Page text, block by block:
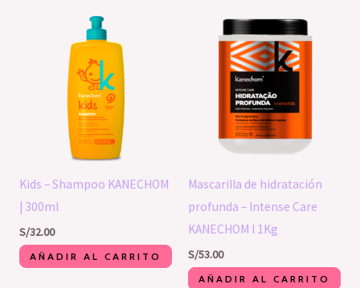
Kids – Shampoo KANECHOM
| 300ml
S/32.00
AÑADIR AL CARRITO
Mascarilla de hidratación
profunda – Intense Care
KANECHOM l 1Kg
S/53.00
AÑADIR AL CARRITO